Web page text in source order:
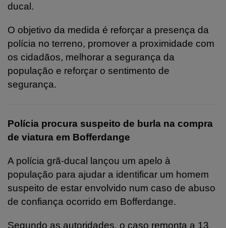
ducal.
O objetivo da medida é reforçar a presença da
polícia no terreno, promover a proximidade com
os cidadãos, melhorar a segurança da
população e reforçar o sentimento de
segurança.
Polícia procura suspeito de burla na compra
de viatura em Bofferdange
A polícia grã-ducal lançou um apelo à
população para ajudar a identificar um homem
suspeito de estar envolvido num caso de abuso
de confiança ocorrido em Bofferdange.
Segundo as autoridades, o caso remonta a 13